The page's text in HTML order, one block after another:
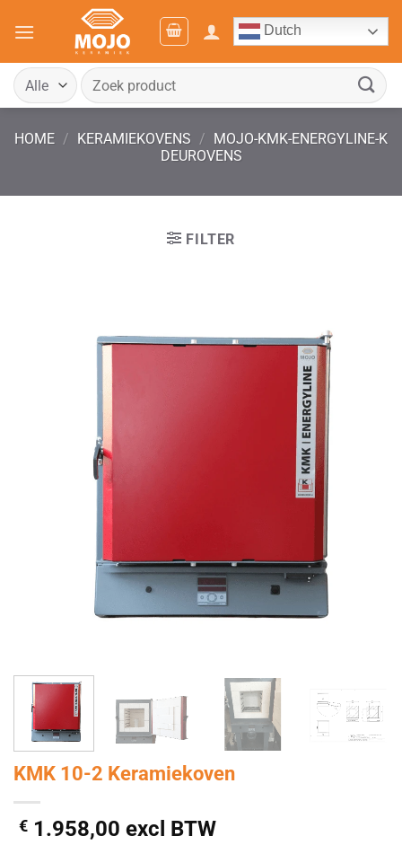
naar
Dutch
Zoeken
naar:
HOME / KERAMIEKOVENS / MOJO-KMK-ENERGYLINE-K
DEUROVENS
FILTER
KMK 10-2 Keramiekoven
€ 1.958,00 excl BTW